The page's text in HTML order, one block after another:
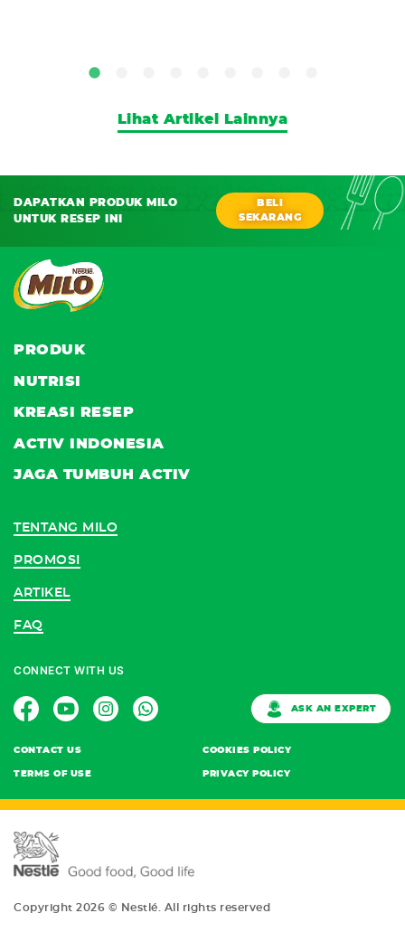
Lihat Artikel Lainnya
DAPATKAN PRODUK MILO
UNTUK RESEP INI
BELI
SEKARANG
PRODUK
NUTRISI
KREASI RESEP
ACTIV INDONESIA
JAGA TUMBUH ACTIV
TENTANG MILO
PROMOSI
ARTIKEL
FAQ
CONNECT WITH US
ASK AN EXPERT
CONTACT US COOKIES POLICY
TERMS OF USE PRIVACY POLICY
Copyright 2026 © Nestlé. All rights reserved